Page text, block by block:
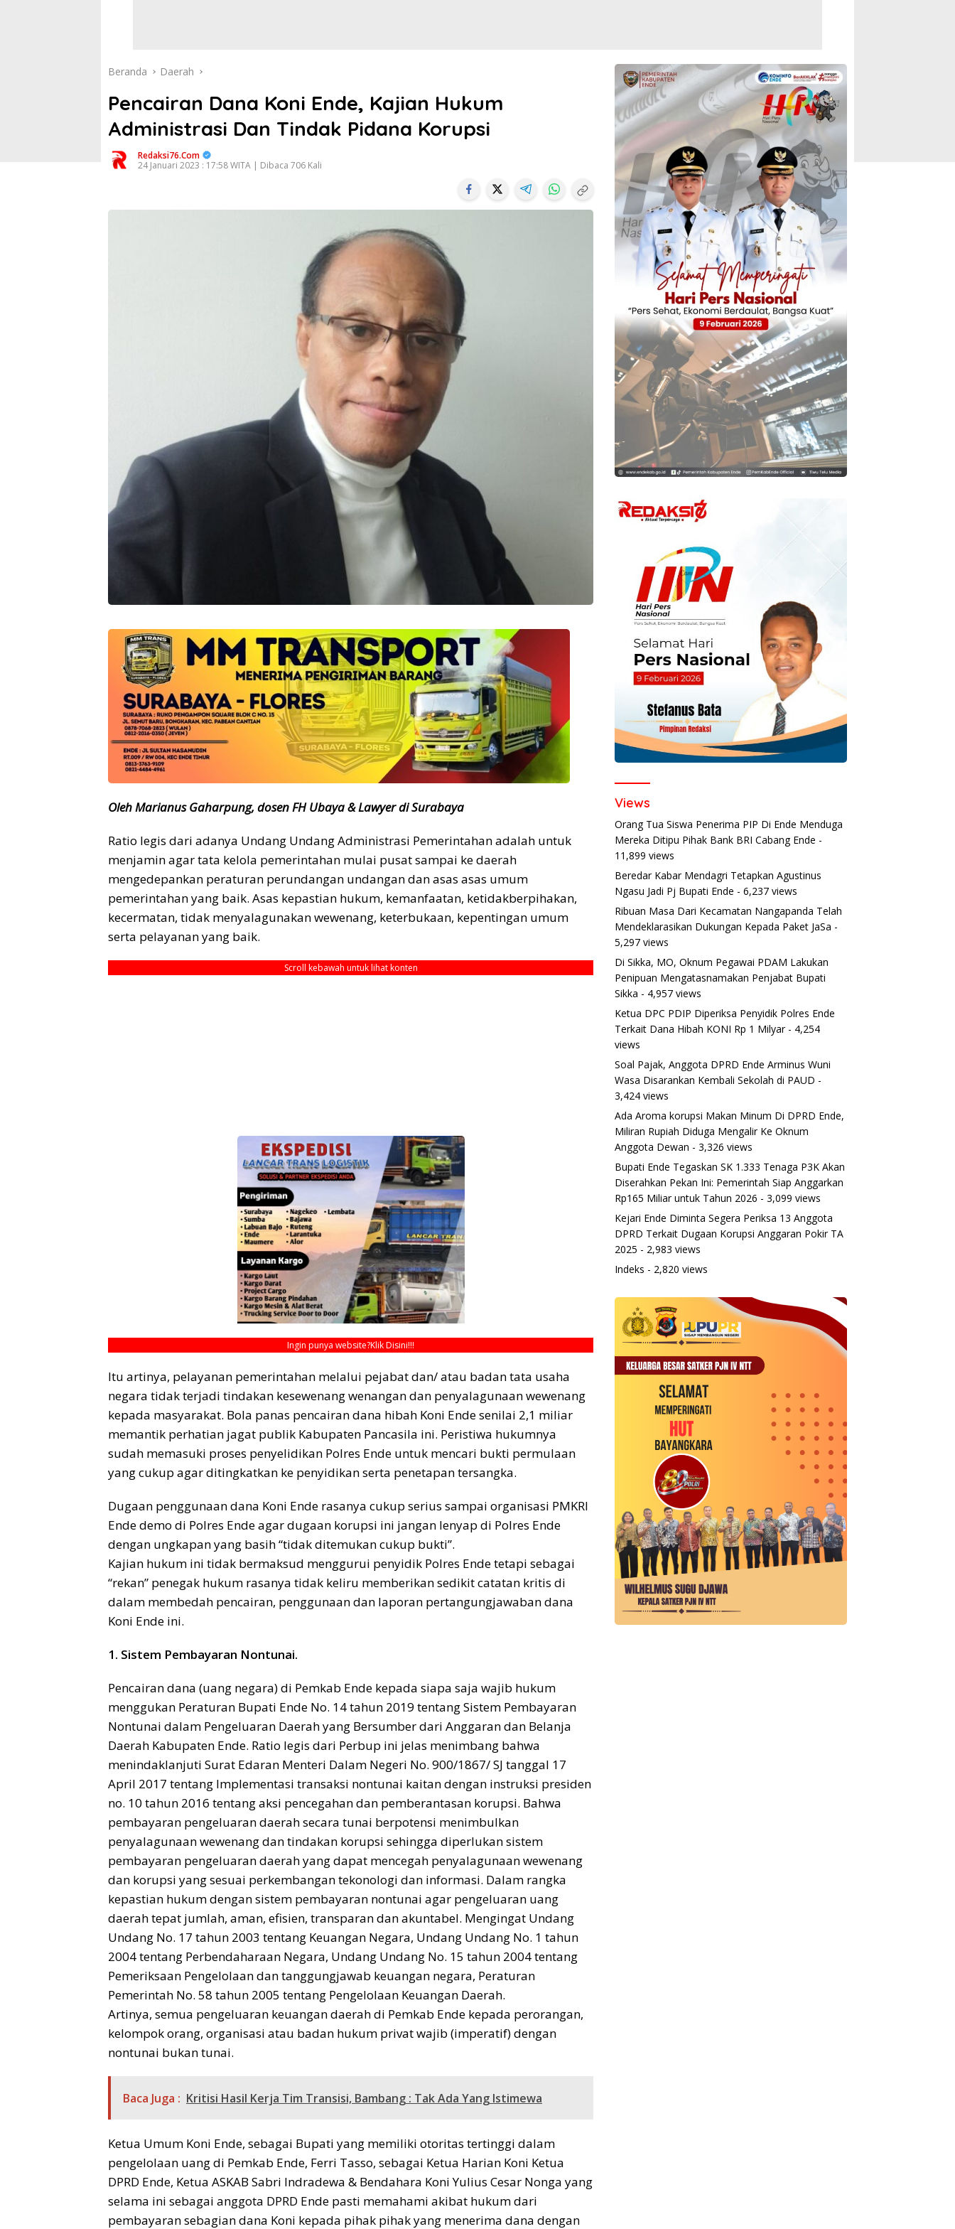
Beranda Daerah
Pencairan Dana Koni Ende, Kajian Hukum
Administrasi Dan Tindak Pidana Korupsi
Redaksi76.com
24 Januari 2023 : 17:58 WITA | Dibaca 706 Kali
Oleh Marianus Gaharpung, dosen FH Ubaya & Lawyer di Surabaya
Ratio legis dari adanya Undang Undang Administrasi Pemerintahan adalah untuk
menjamin agar tata kelola pemerintahan mulai pusat sampai ke daerah
mengedepankan peraturan perundangan undangan dan asas asas umum
pemerintahan yang baik. Asas kepastian hukum, kemanfaatan, ketidakberpihakan,
kecermatan, tidak menyalagunakan wewenang, keterbukaan, kepentingan umum
serta pelayanan yang baik.
Scroll kebawah untuk lihat konten
Ingin punya website?Klik Disini!!!
Itu artinya, pelayanan pemerintahan melalui pejabat dan/ atau badan tata usaha
negara tidak terjadi tindakan kesewenang wenangan dan penyalagunaan wewenang
kepada masyarakat. Bola panas pencairan dana hibah Koni Ende senilai 2,1 miliar
memantik perhatian jagat publik Kabupaten Pancasila ini. Peristiwa hukumnya
sudah memasuki proses penyelidikan Polres Ende untuk mencari bukti permulaan
yang cukup agar ditingkatkan ke penyidikan serta penetapan tersangka.
Dugaan penggunaan dana Koni Ende rasanya cukup serius sampai organisasi PMKRI
Ende demo di Polres Ende agar dugaan korupsi ini jangan lenyap di Polres Ende
dengan ungkapan yang basih “tidak ditemukan cukup bukti”.
Kajian hukum ini tidak bermaksud menggurui penyidik Polres Ende tetapi sebagai
“rekan” penegak hukum rasanya tidak keliru memberikan sedikit catatan kritis di
dalam membedah pencairan, penggunaan dan laporan pertangungjawaban dana
Koni Ende ini.
1. Sistem Pembayaran Nontunai.
Pencairan dana (uang negara) di Pemkab Ende kepada siapa saja wajib hukum
menggukan Peraturan Bupati Ende No. 14 tahun 2019 tentang Sistem Pembayaran
Nontunai dalam Pengeluaran Daerah yang Bersumber dari Anggaran dan Belanja
Daerah Kabupaten Ende. Ratio legis dari Perbup ini jelas menimbang bahwa
menindaklanjuti Surat Edaran Menteri Dalam Negeri No. 900/1867/ SJ tanggal 17
April 2017 tentang Implementasi transaksi nontunai kaitan dengan instruksi presiden
no. 10 tahun 2016 tentang aksi pencegahan dan pemberantasan korupsi. Bahwa
pembayaran pengeluaran daerah secara tunai berpotensi menimbulkan
penyalagunaan wewenang dan tindakan korupsi sehingga diperlukan sistem
pembayaran pengeluaran daerah yang dapat mencegah penyalagunaan wewenang
dan korupsi yang sesuai perkembangan tekonologi dan informasi. Dalam rangka
kepastian hukum dengan sistem pembayaran nontunai agar pengeluaran uang
daerah tepat jumlah, aman, efisien, transparan dan akuntabel. Mengingat Undang
Undang No. 17 tahun 2003 tentang Keuangan Negara, Undang Undang No. 1 tahun
2004 tentang Perbendaharaan Negara, Undang Undang No. 15 tahun 2004 tentang
Pemeriksaan Pengelolaan dan tanggungjawab keuangan negara, Peraturan
Pemerintah No. 58 tahun 2005 tentang Pengelolaan Keuangan Daerah.
Artinya, semua pengeluaran keuangan daerah di Pemkab Ende kepada perorangan,
kelompok orang, organisasi atau badan hukum privat wajib (imperatif) dengan
nontunai bukan tunai.
Baca Juga : Kritisi Hasil Kerja Tim Transisi, Bambang : Tak Ada Yang Istimewa
Ketua Umum Koni Ende, sebagai Bupati yang memiliki otoritas tertinggi dalam
pengelolaan uang di Pemkab Ende, Ferri Tasso, sebagai Ketua Harian Koni Ketua
DPRD Ende, Ketua ASKAB Sabri Indradewa & Bendahara Koni Yulius Cesar Nonga yang
selama ini sebagai anggota DPRD Ende pasti memahami akibat hukum dari
pembayaran sebagian dana Koni kepada pihak pihak yang menerima dana dengan
Views
Orang Tua Siswa Penerima PIP Di Ende Menduga
Mereka Ditipu Pihak Bank BRI Cabang Ende -
11,899 views
Beredar Kabar Mendagri Tetapkan Agustinus
Ngasu Jadi Pj Bupati Ende - 6,237 views
Ribuan Masa Dari Kecamatan Nangapanda Telah
Mendeklarasikan Dukungan Kepada Paket JaSa -
5,297 views
Di Sikka, MO, Oknum Pegawai PDAM Lakukan
Penipuan Mengatasnamakan Penjabat Bupati
Sikka - 4,957 views
Ketua DPC PDIP Diperiksa Penyidik Polres Ende
Terkait Dana Hibah KONI Rp 1 Milyar- 4,254
views
Soal Pajak, Anggota DPRD Ende Arminus Wuni
Wasa Disarankan Kembali Sekolah di PAUD -
3,424 views
Ada Aroma korupsi Makan Minum Di DPRD Ende,
Miliran Rupiah Diduga Mengalir Ke Oknum
Anggota Dewan - 3,326 views
Bupati Ende Tegaskan SK 1.333 Tenaga P3K Akan
Diserahkan Pekan Ini: Pemerintah Siap Anggarkan
Rp165 Miliar untuk Tahun 2026 - 3,099 views
Kejari Ende Diminta Segera Periksa 13 Anggota
DPRD Terkait Dugaan Korupsi Anggaran Pokir TA
2025 - 2,983 views
Indeks - 2,820 views